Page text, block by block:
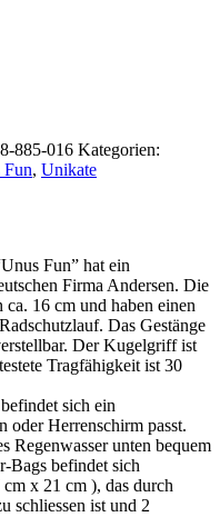
885-016 Kategorien:
, Unikate
Fun” hat ein
Firma Andersen. Die
16 cm und haben einen
Das Gestänge
Der Kugelgriff ist
Tragfähigkeit ist 30
sich ein
oder Herrenschirm passt.
Regenwasser unten bequem
Bags befindet sich
x 21 cm ), das durch
schliessen ist und 2